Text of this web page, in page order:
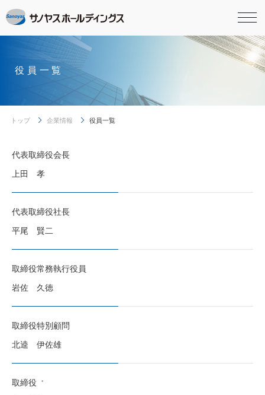
役員一覧
トップ 企業情報 役員一覧
代表取締役会長
上田 孝
代表取締役社長
平尾 賢二
取締役常務執行役員
岩佐 久徳
取締役特別顧問
北逵 伊佐雄
取締役